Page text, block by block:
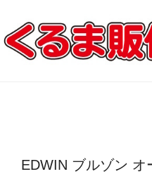
EDWIN ブルゾン